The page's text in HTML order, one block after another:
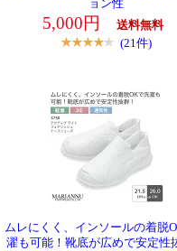
ョン性
5,000円 送料無料
(21件)
ムレにくく、インソールの着脱
濯も可能！靴底が広めで安定性